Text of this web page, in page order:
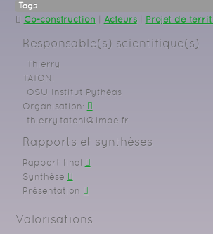
Tags
Co-construction Acteurs| Projet de
Responsable(s) scientifique(s)
Thierry
TATONI
OSU Institut Pythéas
Organisation:
thierry.tatoni@imbe.fr
Rapports et synthèses
Rapport final
Synthèse
Présentation
Valorisations